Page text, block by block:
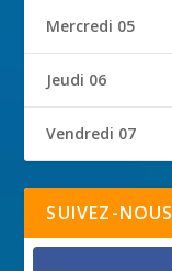
Mercredi 05
Jeudi 06
Vendredi 07
SUIVEZ-NOUS